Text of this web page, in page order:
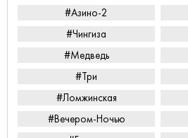
#Азино-2
#Чингиза
#Медведь
#Три
#Ломжинская
#Вечером-Ночью